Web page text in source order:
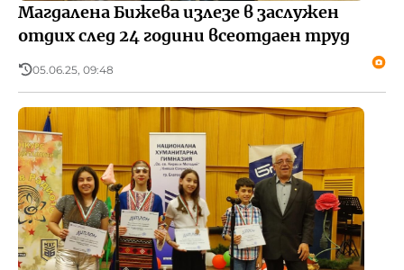
Магдалена Бижева излезе в заслужен
отдих след 24 години всеотдаен труд
05.06.25, 09:48